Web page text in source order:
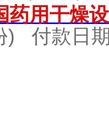
药用干燥
) 付款日